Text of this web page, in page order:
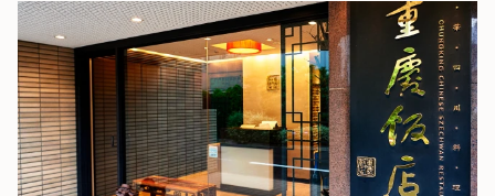
テーブル席 / 禁煙
モダンクラシックなデザインの落ち着いた洗練空間で、特別なデ
ィナータイムをお過ごしください。